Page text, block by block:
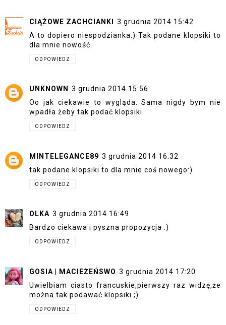
CIĄŻOWE ZACHCIANKI
3 grudnia 2014 15:42
A to dopiero niespodzianka:) Tak podane klopsiki to
dla mnie nowość.
ODPOWIEDZ
UNKNOWN
3 grudnia 2014 15:56
Oo jak ciekawie to wygląda. Sama nigdy bym nie
wpadła żeby tak podać klopsiki.
ODPOWIEDZ
MINTELEGANCE89 3 grudnia 2014 16:32
tak podane klopsiki to dla mnie coś nowego:)
ODPOWIEDZ
OLKA 3 grudnia 2014 16:49
Bardzo ciekawa i pyszna propozycja :)
ODPOWIEDZ
GOSIA | MACIEŻEŃSWO 3 grudnia 2014 17:20
Uwielbiam ciasto francuskie,pierwszy raz widzę,że
można tak podawać klopsiki ;)
ODPOWIEDZ